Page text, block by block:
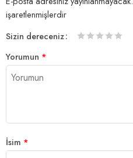
işaretlenmişlerdir
Sizin dereceniz
Yorumun *
İsim *